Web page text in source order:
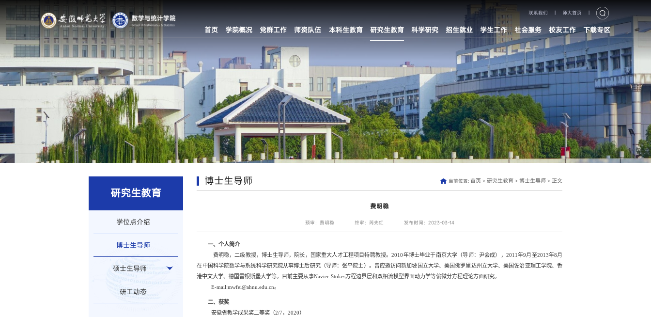
联系我们 师大首页
首页 学院概况 党群工作 师资队伍 本科生教育 研究生教育 科学研究 招生就业 学生工作 社会服务 校友工作 下载专区
研究生教育
学位点介绍
博士生导师
硕士生导师
研工动态
博士生导师 当前位置:首页 >研究生教育 >博士生导师 >正文
费明稳
预审：费明稳 终审：芮先红 发布时间：2023-03-14
一、个人简介
费明稳，二级教授，博士生导师，院长，国家重大人才工程项目特聘教授。2010年博士毕业于南京大学（导师：尹会成）， 2011年9月至2013年8月
在中国科学院数学与系统科学研究院从事博士后研究（导师：张平院士）。曾应邀访问新加坡国立大学、美国佛罗里达州立大学、美国佐治亚理工学院、香
港中文大学、德国雷根斯堡大学等。目前主要从事Navier-Stokes方程边界层和双相流模型界面动力学等偏微分方程理论方面研究。
E-mail:mwfei@ahnu.edu.cn。
二、获奖
安徽省教学成果奖二等奖 （2/7，2020）